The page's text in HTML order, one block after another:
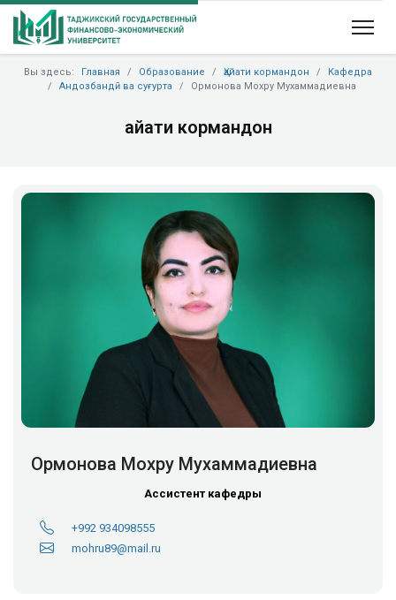
Вы здесь: Главная Образование Ҳайати кормандон
Кафедра
Андозбандӣ ва суғурта
Ормонова Мохру Мухаммадиевна
Ҳайати кормандон
Ормонова Мохру Мухаммадиевна
Ассистент кафедры
+992 934098555
mohru89@mail.ru